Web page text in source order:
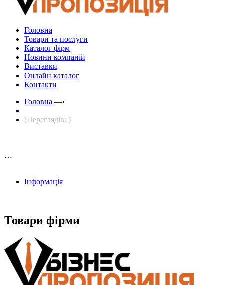
Головна
Товари та послуги
Каталог фірм
Новини компаній
Виставки
Онлайн каталог
Контакти
Головна —›
(Переглядів: )
…
Інформація
Товари фірми